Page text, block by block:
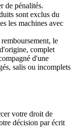
de pénalités.
sont exclus du
les machines avec
le
complet
d'une
salis ou incomplets
votre droit de
décision par écrit